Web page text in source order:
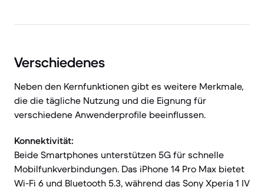
Verschiedenes
Neben den Kernfunktionen gibt es weitere Merkmale,
die die tägliche Nutzung und die Eignung für
verschiedene Anwenderprofile beeinflussen.
Konnektivität:
Beide Smartphones unterstützen 5G für schnelle
Mobilfunkverbindungen. Das iPhone 14 Pro Max bietet
Wi-Fi 6 und Bluetooth 5.3, während das Sony Xperia 1 IV